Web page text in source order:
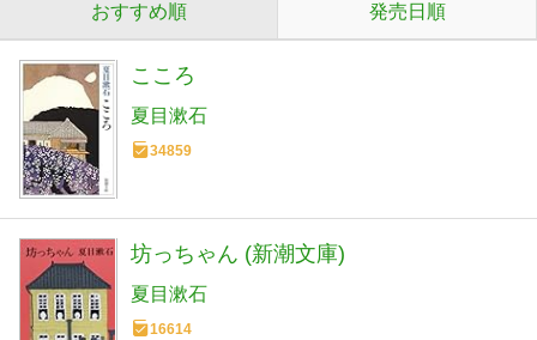
おすすめ順 発売日順
こころ
夏目漱石
34859
坊っちゃん (新潮文庫)
夏目漱石
16614